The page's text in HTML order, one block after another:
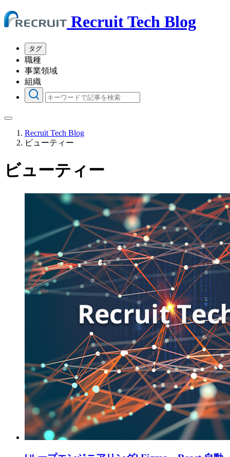
Recruit Tech Blog
タグ
職種
事業領域
組織
Recruit Tech Blog
ビューティー
ビューティー